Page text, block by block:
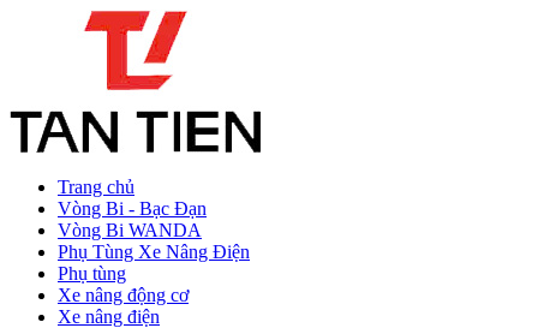
Trang chủ
Vòng Bi - Bạc Đạn
Vòng Bi WANDA
Phụ Tùng Xe Nâng Điện
Phụ tùng
Xe nâng động cơ
Xe nâng điện